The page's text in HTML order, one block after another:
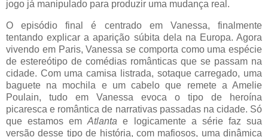
jogo já manipulado para produzir uma mudança real.
O episódio final é centrado em Vanessa, finalmente
tentando explicar a aparição súbita dela na Europa. Agora
vivendo em Paris, Vanessa se comporta como uma espécie
de estereótipo de comédias românticas que se passam na
cidade. Com uma camisa listrada, sotaque carregado, uma
baguete na mochila e um cabelo que remete a Amelie
Poulain, tudo em Vanessa evoca o tipo de heroína
picaresca e romântica de narrativas passadas na cidade. Só
que estamos emAtlanta e logicamente a série faz sua
versão desse tipo de história, com mafiosos, uma dinâmica